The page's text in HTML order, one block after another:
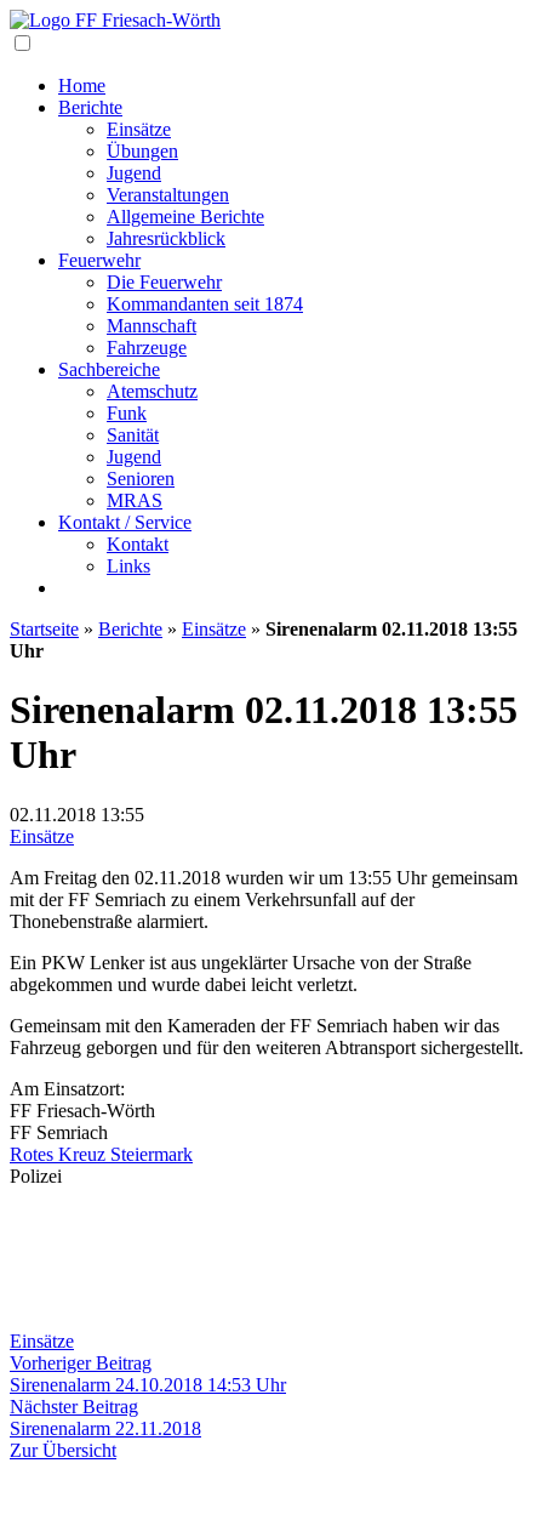
Home
Berichte
Einsätze
Übungen
Jugend
Veranstaltungen
Allgemeine Berichte
Jahresrückblick
Feuerwehr
Die Feuerwehr
Kommandanten seit 1874
Mannschaft
Fahrzeuge
Sachbereiche
Atemschutz
Funk
Sanität
Jugend
Senioren
MRAS
Kontakt / Service
Kontakt
Links
Startseite » Berichte » Einsätze » Sirenenalarm 02.11.2018 13:55
Uhr
Sirenenalarm 02.11.2018 13:55
Uhr
02.11.2018 13:55
Einsätze
Am Freitag den 02.11.2018 wurden wir um 13:55 Uhr gemeinsam
mit der FF Semriach zu einem Verkehrsunfall auf der
Thonebenstraße alarmiert.
Ein PKW Lenker ist aus ungeklärter Ursache von der Straße
abgekommen und wurde dabei leicht verletzt.
Gemeinsam mit den Kameraden der FF Semriach haben wir das
Fahrzeug geborgen und für den weiteren Abtransport sichergestellt.
Am Einsatzort:
FF Friesach-Wörth
FF Semriach
Rotes Kreuz Steiermark
Polizei
Einsätze
Beitragsnavigation
Vorheriger BeitragVorheriger
Beitrag:
Sirenenalarm 24.10.2018 14:53 Uhr
Nächster BeitragNächster
Beitrag:
Sirenenalarm 22.11.2018
Zur Übersicht